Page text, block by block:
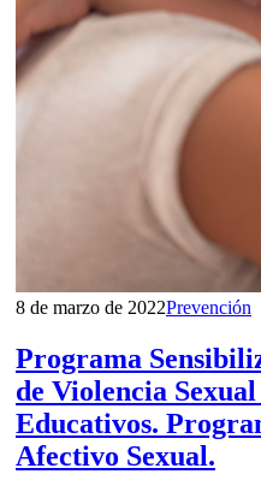
8 de marzo de 2022Prevención
Programa
de Violencia
Educativos.
Afectivo Sexual.